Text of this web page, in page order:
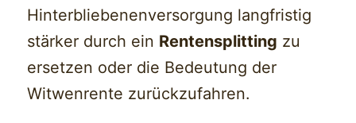
Hinterbliebenenversorgung langfristig
stärker durch ein Rentensplitting zu
ersetzen oder die Bedeutung der
Witwenrente zurückzufahren.